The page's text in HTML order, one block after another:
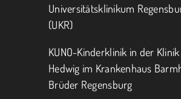
Universitätsklinikum
(UKR)
KUNO-Kinderklinik in der Klinik
Hedwig im Krankenhaus
Brüder Regensburg